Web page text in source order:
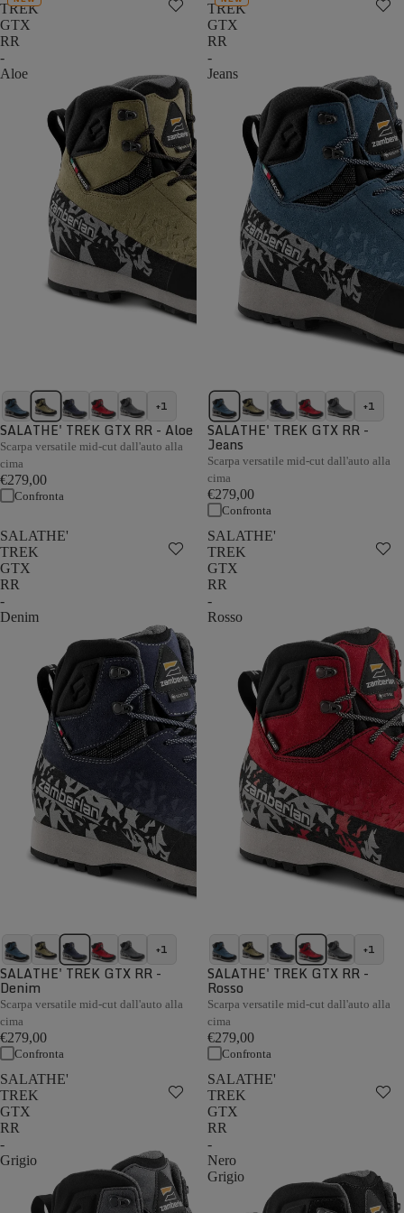
TREK
GTX
RR
-
Aloe
+1
SALATHE' TREK GTX RR - Aloe
Scarpa versatile mid-cut dall'auto alla
cima
€279,00
Confronta
TREK
GTX
RR
-
Jeans
+1
SALATHE' TREK GTX RR -
Jeans
Scarpa versatile mid-cut dall'auto alla
cima
€279,00
Confronta
SALATHE'
TREK
GTX
RR
-
Denim
+1
SALATHE' TREK GTX RR -
Denim
Scarpa versatile mid-cut dall'auto alla
cima
€279,00
Confronta
SALATHE'
TREK
GTX
RR
-
Rosso
+1
SALATHE' TREK GTX RR -
Rosso
Scarpa versatile mid-cut dall'auto alla
cima
€279,00
Confronta
SALATHE'
TREK
GTX
RR
-
Grigio
SALATHE'
TREK
GTX
RR
-
Nero
Grigio